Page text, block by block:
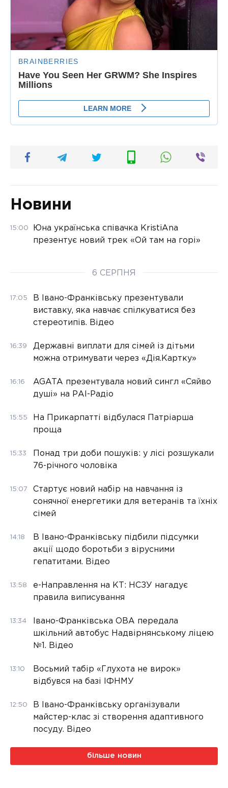
Новини
15:00
Юна українська співачка KristiAna
презентує новий трек «Ой там на горі»
6 СЕРПНЯ
17:05
В Івано-Франківську презентували
виставку, яка навчає спілкуватися без
стереотипів. Відео
16:39
Державні виплати для сімей із дітьми
можна отримувати через «Дія.Картку»
16:16
AGATA презентувала новий сингл «Сяйво
душі» на РАІ-Радіо
15:55
На Прикарпатті відбулася Патріарша
проща
15:33
Понад три доби пошуків: у лісі розшукали
76-річного чоловіка
15:07
Стартує новий набір на навчання із
сонячної енергетики для ветеранів та їхніх
сімей
14:18
В Івано-Франківську підбили підсумки
акції щодо боротьби з вірусними
гепатитами. Відео
13:58
е-Направлення на КТ: НСЗУ нагадує
правила виписування
13:34
Івано-Франківська ОВА передала
шкільний автобус Надвірнянському ліцею
№1. Відео
13:10
Восьмий табір «Глухота не вирок»
відбувся на базі ІФНМУ
12:50
В Івано-Франківську організували
майстер-клас зі створення адаптивного
посуду. Відео
більше новин